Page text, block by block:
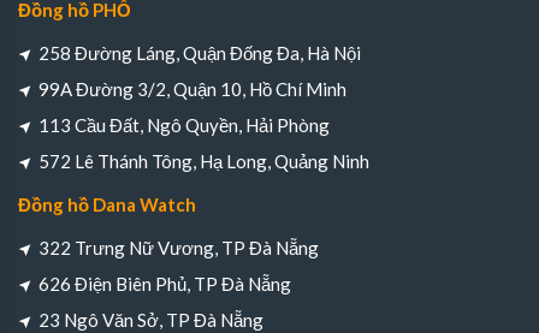
Đồng hồ PHỐ
258 Đường Láng, Quận Đống Đa, Hà Nội
99A Đường 3/2, Quận 10, Hồ Chí Minh
113 Cầu Đất, Ngô Quyền, Hải Phòng
572 Lê Thánh Tông, Hạ Long, Quảng Ninh
Đồng hồ Dana Watch
322 Trưng Nữ Vương, TP Đà Nẵng
626 Điện Biên Phủ, TP Đà Nẵng
23 Ngô Văn Sở, TP Đà Nẵng